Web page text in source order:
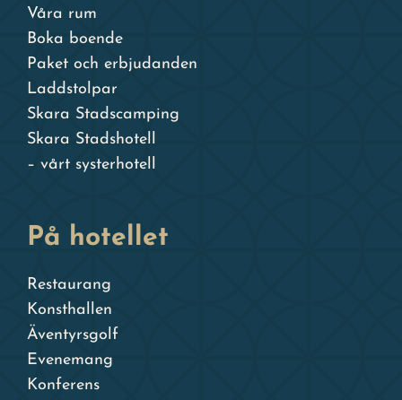
Våra rum
Boka boende
Paket och erbjudanden
Laddstolpar
Skara Stadscamping
Skara Stadshotell
– vårt systerhotell
På hotellet
Restaurang
Konsthallen
Äventyrsgolf
Evenemang
Konferens